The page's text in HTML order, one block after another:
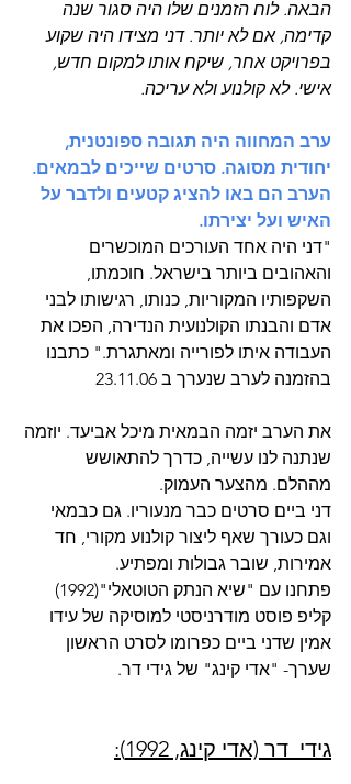
הבאה. לוח הזמנים שלו היה סגור שנה
קדימה, אם לא יותר. דני מצידו היה שקוע
בפרויקט אחר, שיקח אותו למקום חדש,
אישי. לא קולנוע ולא עריכה.
ערב המחווה היה תגובה ספונטנית,
יחודית מסוגה. סרטים שייכים לבמאים.
הערב הם באו להציג קטעים ולדבר על
האיש ועל יצירתו.
"דני היה אחד העורכים המוכשרים
והאהובים ביותר בישראל. חוכמתו,
השקפותיו המקוריות, כנותו, רגישותו לבני
אדם והבנתו הקולנועית הנדירה, הפכו את
העבודה איתו לפורייה ומאתגרת." כתבנו
בהזמנה לערב שנערך ב 23.11.06
את הערב יזמה הבמאית מיכל אביעד. יוזמה
שנתנה לנו עשייה, כדרך להתאושש
מההלם. מהצער העמוק.
דני ביים סרטים כבר מנעוריו. גם כבמאי
וגם כעורך שאף ליצור קולנוע מקורי, חד
אמירות, שובר גבולות ומפתיע.
פתחנו עם "שיא הנתק הטוטאלי"(1992)
קליפ פוסט מודרניסטי למוסיקה של עידו
אמין שדני ביים כפרומו לסרט הראשון
שערך- "אדי קינג" של גידי דר.
גידי  דר (אדי קינג, 1992):